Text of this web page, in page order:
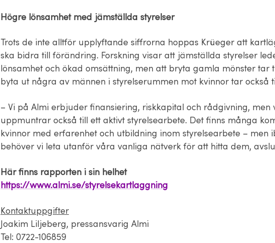
Högre lönsamhet med jämställda styrelser
Trots de inte alltför upplyftande siffrorna hoppas Krüeger att
ska bidra till förändring. Forskning visar att jämställda styrelser
lönsamhet och ökad omsättning, men att bryta gamla mönster tar
byta ut några av männen i styrelserummen mot kvinnor tar också
– Vi på Almi erbjuder finansiering, riskkapital och rådgivning, men
uppmuntrar också till ett aktivt styrelsearbete. Det finns många
kvinnor med erfarenhet och utbildning inom styrelsearbete – men
behöver vi leta utanför våra vanliga nätverk för att hitta dem,
Här finns rapporten i sin helhet
https://www.almi.se/styrelsekartlaggning
Kontaktuppgifter
Joakim Liljeberg, pressansvarig Almi
Tel: 0722-106859